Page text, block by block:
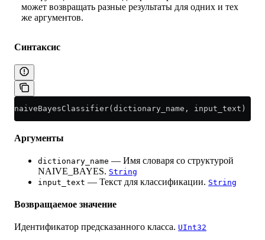
может возвращать разные результаты для одних и тех
же аргументов.
Синтаксис
naiveBayesClassifier(dictionary_name, input_text)
Аргументы
dictionary_name — Имя словаря со структурой
NAIVE_BAYES. String
input_text — Текст для классификации. String
Возвращаемое значение
Идентификатор предсказанного класса. UInt32